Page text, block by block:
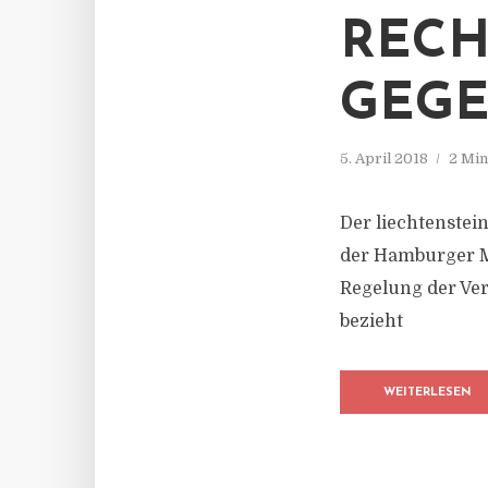
5. April 2018 2
Der
der Hamburger
Regelung der
bezieht
WEITERLESEN